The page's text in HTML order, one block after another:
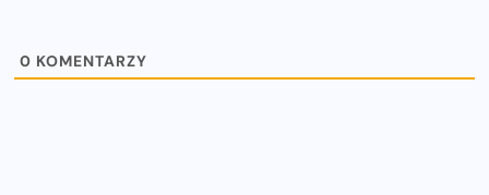
0 KOMENTARZY